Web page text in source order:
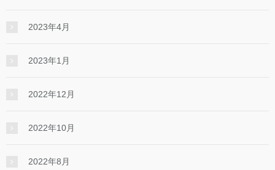
2023年4月
2023年1月
2022年12月
2022年10月
2022年8月